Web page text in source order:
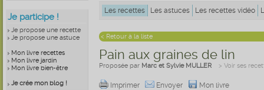
Je participe !
Je propose une recette
Je propose une astuce
Mon livre recettes
Mon livre jardin
Mon livre bien-être
Je crée mon blog !
Les recettes Les astuces Les recettes vidéo
< Retour à la liste
Pain aux graines de lin
Proposée par Marc et Sylvie MULLER > Voir ses
Imprimer Envoyer Mon livre